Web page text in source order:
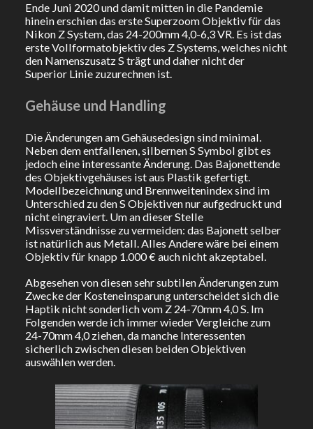
Ende Juni 2020 und damit mitten in die Pandemie
hinein erschien das erste Superzoom Objektiv für das
Nikon Z System, das 24-200mm 4,0-6,3 VR. Es ist das
erste Vollformatobjektiv des Z Systems, welches nicht
den Namenszusatz S trägt und daher nicht der
Superior Linie zuzurechnen ist.
Gehäuse und Handling
Die Änderungen am Gehäusedesign sind minimal.
Neben dem entfallenen, silbernen S Symbol gibt es
jedoch eine interessante Änderung. Das Bajonettende
des Objektivgehäuses ist aus Plastik gefertigt.
Modellbezeichnung und Brennweitenindex sind im
Unterschied zu den S Objektiven nur aufgedruckt und
nicht eingraviert. Um an dieser Stelle
Missverständnisse zu vermeiden: das Bajonett selber
ist natürlich aus Metall. Alles Andere wäre bei einem
Objektiv für knapp 1.000 € auch nicht akzeptabel.
Abgesehen von diesen sehr subtilen Änderungen zum
Zwecke der Kosteneinsparung unterscheidet sich die
Haptik nicht sonderlich vom Z 24-70mm 4,0 S. Im
Folgenden werde ich immer wieder Vergleiche zum
24-70mm 4,0 ziehen, da manche Interessenten
sicherlich zwischen diesen beiden Objektiven
auswählen werden.